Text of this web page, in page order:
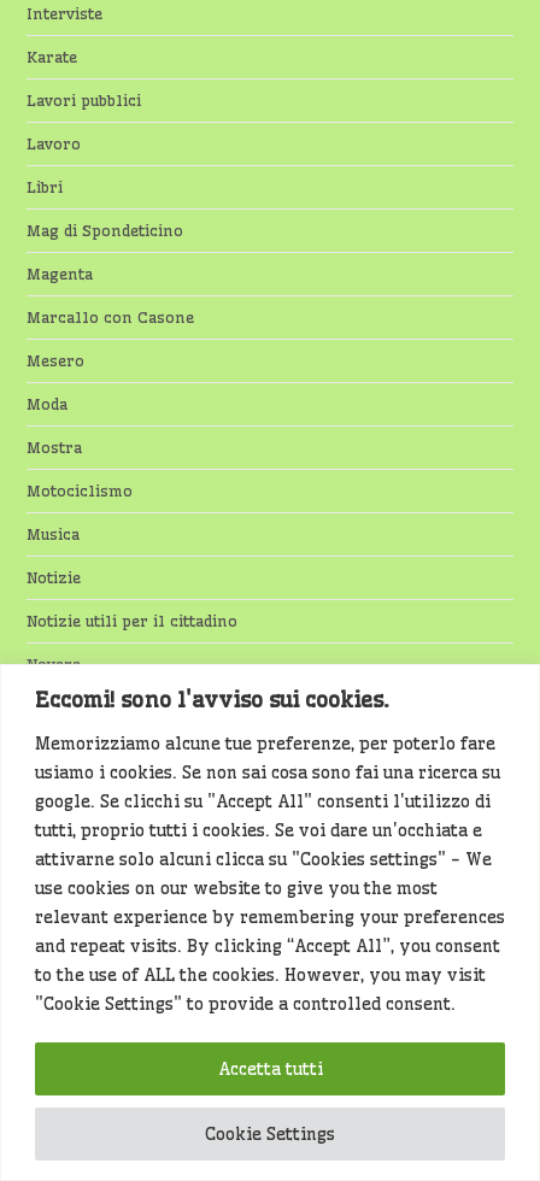
Eccomi! sono l'avviso sui cookies.
Memorizziamo alcune tue preferenze, per poterlo fare
usiamo i cookies. Se non sai cosa sono fai una ricerca su
google. Se clicchi su "Accept All" consenti l'utilizzo di
tutti, proprio tutti i cookies. Se voi dare un'occhiata e
attivarne solo alcuni clicca su "Cookies settings" - We
use cookies on our website to give you the most
relevant experience by remembering your preferences
and repeat visits. By clicking “Accept All”, you consent
to the use of ALL the cookies. However, you may visit
"Cookie Settings" to provide a controlled consent.
Cookie Settings
Accetta tutti
Interviste
Karate
Lavori pubblici
Lavoro
Libri
Mag di Spondeticino
Magenta
Marcallo con Casone
Mesero
Moda
Mostra
Motociclismo
Musica
Notizie
Notizie utili per il cittadino
Novara
Nuoto
Olimpiadi
Ossona
Pallavolo
Raccolta rifiuti
Rassegna Stampa
Robecco
Romentino
Santo Stefano